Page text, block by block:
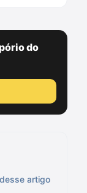
do
artigo